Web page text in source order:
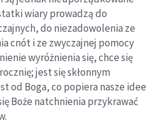
wiary prowadzą do
do niezadowolenia ze
cnót i ze zwyczajnej pomocy
wyróżnienia się, chce się
jest się skłonnym
od Boga, co popiera nasze idee
Boże natchnienia przykrawać